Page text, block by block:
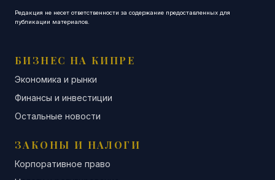
Редакция не несет ответственности за содержание предоставленных для
публикации материалов.
БИЗНЕС НА КИПРЕ
Экономика и рынки
Финансы и инвестиции
Остальные новости
ЗАКОНЫ И НАЛОГИ
Корпоративное право